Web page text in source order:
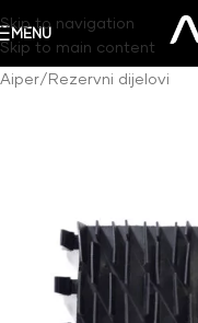
Skip to navigation
Skip to main content
MENU
Aiper/Rezervni dijelovi